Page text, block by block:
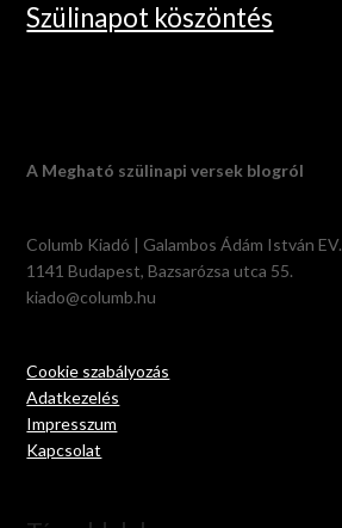
Szülinapot köszöntés
A Megható szülinapi versek blogról
Columb Kiadó | Galambos Ádám István EV.
1141 Budapest, Bazsarózsa utca 55.
kiado@columb.hu
Cookie szabályozás
Adatkezelés
Impresszum
Kapcsolat